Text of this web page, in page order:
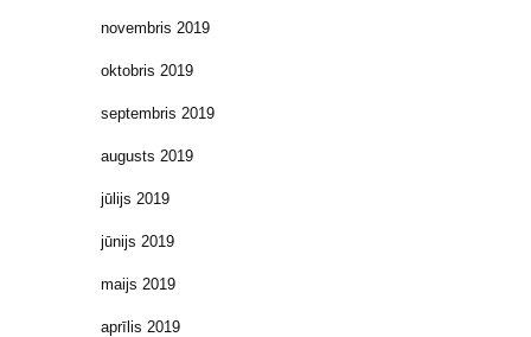
novembris 2019
oktobris 2019
septembris 2019
augusts 2019
jūlijs 2019
jūnijs 2019
maijs 2019
aprīlis 2019